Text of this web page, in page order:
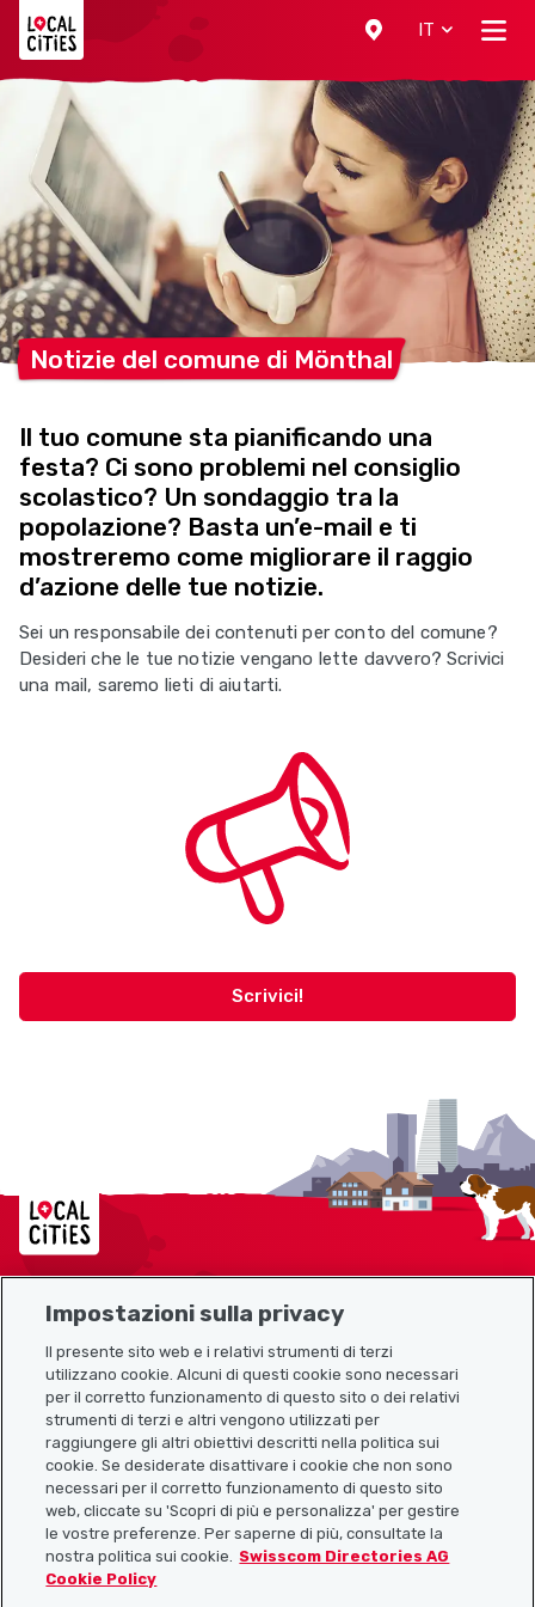
IT
Notizie del comune di Mönthal
Il tuo comune sta pianificando una
festa? Ci sono problemi nel consiglio
scolastico? Un sondaggio tra la
popolazione? Basta un’e-mail e ti
mostreremo come migliorare il raggio
d’azione delle tue notizie.
Sei un responsabile dei contenuti per conto del comune?
Desideri che le tue notizie vengano lette davvero? Scrivici
una mail, saremo lieti di aiutarti.
Scrivici!
Localcities
Link utili
Scarica l’app Localcities
Impostazioni sulla privacy
Il presente sito web e i relativi strumenti di terzi
utilizzano cookie. Alcuni di questi cookie sono necessari
per il corretto funzionamento di questo sito o dei relativi
strumenti di terzi e altri vengono utilizzati per
raggiungere gli altri obiettivi descritti nella politica sui
cookie. Se desiderate disattivare i cookie che non sono
necessari per il corretto funzionamento di questo sito
web, cliccate su 'Scopri di più e personalizza' per gestire
le vostre preferenze. Per saperne di più, consultate la
nostra politica sui cookie.
Swisscom Directories AG
Cookie Policy